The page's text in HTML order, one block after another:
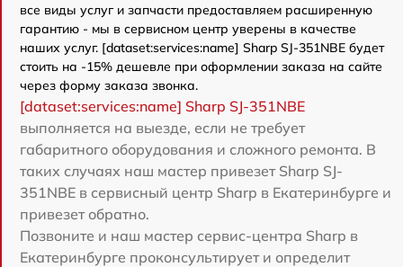
все виды услуг и запчасти предоставляем расширенную
гарантию - мы в сервисном центр уверены в качестве
наших услуг. [dataset:services:name] Sharp SJ-351NBE будет
стоить на -15% дешевле при оформлении заказа на сайте
через форму заказа звонка.
[dataset:services:name] Sharp SJ-351NBE
выполняется на выезде, если не требует
габаритного оборудования и сложного ремонта. В
таких случаях наш мастер привезет Sharp SJ-
351NBE в сервисный центр Sharp в Екатеринбурге и
привезет обратно.
Позвоните и наш мастер сервис-центра Sharp в
Екатеринбурге проконсультирует и определит